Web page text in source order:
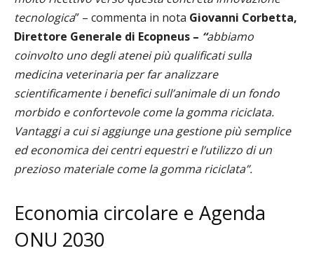
tecnologica” – commenta in nota Giovanni Corbetta,
Direttore Generale di Ecopneus – “abbiamo
coinvolto uno degli atenei più qualificati sulla
medicina veterinaria per far analizzare
scientificamente i benefici sull’animale di un fondo
morbido e confortevole come la gomma riciclata.
Vantaggi a cui si aggiunge una gestione più semplice
ed economica dei centri equestri e l’utilizzo di un
prezioso materiale come la gomma riciclata”.
Economia circolare e Agenda
ONU 2030